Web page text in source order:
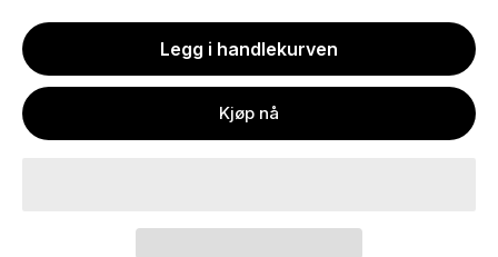
Legg i handlekurven
Kjøp nå